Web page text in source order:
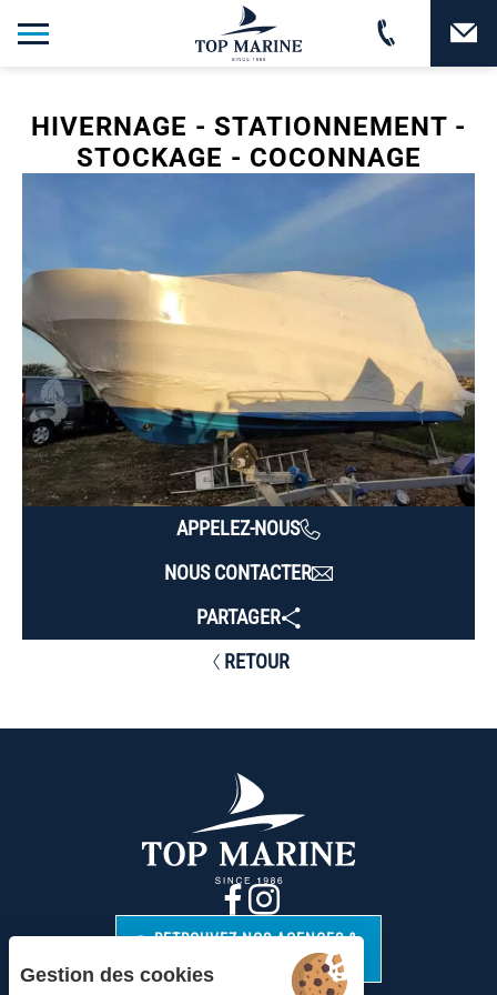
HIVERNAGE - STATIONNEMENT -
STOCKAGE - COCONNAGE
RETOUR
APPELEZ-NOUS
NOUS CONTACTER
PARTAGER
RETROUVEZ NOS AGENCES &
Gestion des cookies